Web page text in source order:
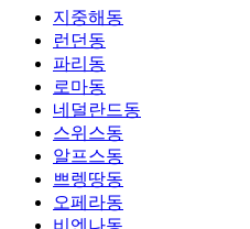
지중해동
런던동
파리동
로마동
네덜란드동
스위스동
알프스동
쁘렝땅동
오페라동
비엔나동